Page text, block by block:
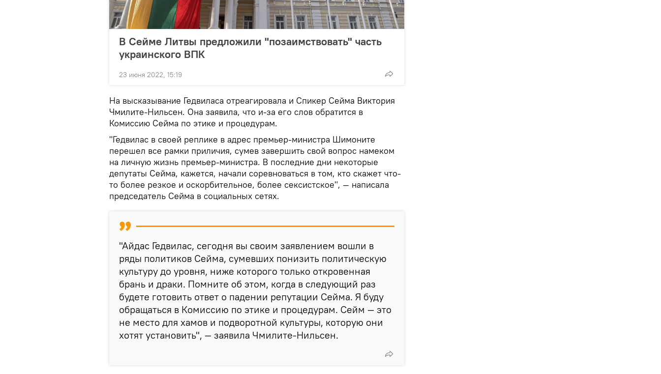
В Сейме Литвы предложили "позаимствовать" часть
украинского ВПК
23 июня 2022, 15:19
На высказывание Гедвиласа отреагировала и Спикер Сейма Виктория
Чмилите-Нильсен. Она заявила, что и-за его слов обратится в
Комиссию Сейма по этике и процедурам.
"Гедвилас в своей реплике в адрес премьер-министра Шимоните
перешел все рамки приличия, сумев завершить свой вопрос намеком
на личную жизнь премьер-министра. В последние дни некоторые
депутаты Сейма, кажется, начали соревноваться в том, кто скажет что-
то более резкое и оскорбительное, более сексистское", — написала
председатель Сейма в социальных сетях.
"Айдас Гедвилас, сегодня вы своим заявлением вошли в
ряды политиков Сейма, сумевших понизить политическую
культуру до уровня, ниже которого только откровенная
брань и драки. Помните об этом, когда в следующий раз
будете готовить ответ о падении репутации Сейма. Я буду
обращаться в Комиссию по этике и процедурам. Сейм — это
не место для хамов и подворотной культуры, которую они
хотят установить", — заявила Чмилите-Нильсен.